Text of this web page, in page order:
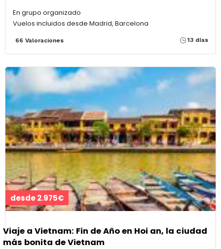
En grupo organizado
Vuelos incluidos desde Madrid, Barcelona
66 Valoraciones 13 días
desde 2.975€
Viaje a Vietnam: Fin de Año en Hoi an, la ciudad
más bonita de Vietnam